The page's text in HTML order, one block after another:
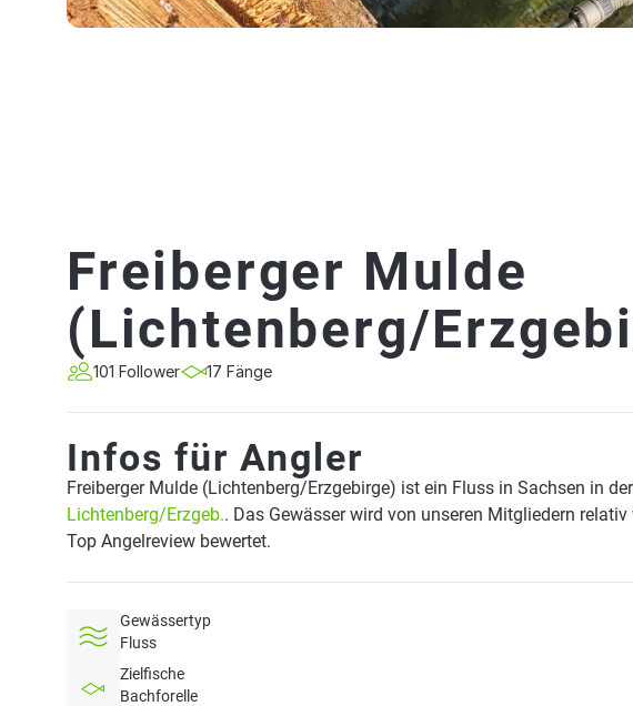
Freiberger Mulde
(Lichtenberg/
101 Follower 17 Fänge
Infos für Angler
Freiberger Mulde (Lichtenberg/Erzgebirge) ist ein Fluss in Sachsen in
Lichtenberg/Erzgeb.. Das Gewässer wird von unseren Mitgliedern
Top Angelreview bewertet.
Gewässertyp
Fluss
Zielfische
Bachforelle